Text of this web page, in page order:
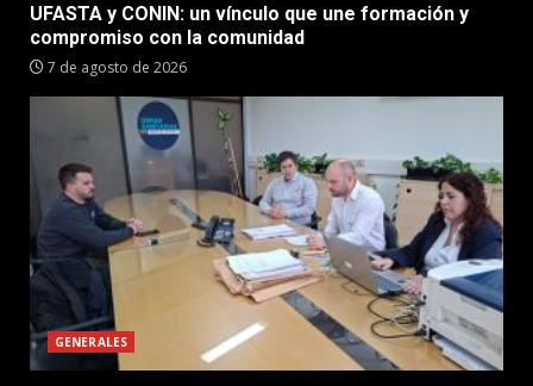
UFASTA y CONIN: un vínculo que une formación y
compromiso con la comunidad
7 de agosto de 2026
GENERALES